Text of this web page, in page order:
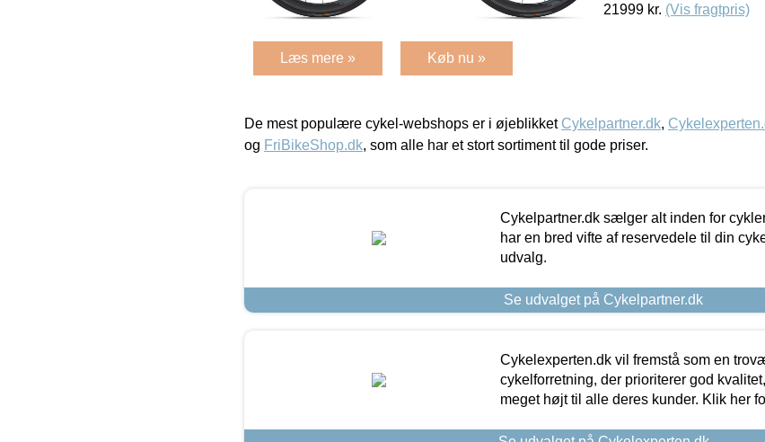
21999 kr. (Vis fragtpris)
Læs mere » Køb nu »
De mest populære cykel-webshops er i øjeblikket Cykelpartner.dk,
og FriBikeShop.dk, som alle har et stort sortiment til gode priser.
Cykelpartner.dk sælger alt inden for
har en bred vifte af reservedele til din
udvalg.
Se udvalget på Cykelpartner.dk
Cykelexperten.dk vil fremstå som en
cykelforretning, der prioriterer god
meget højt til alle deres kunder. Klik her